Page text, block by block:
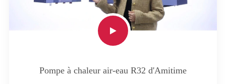
Pompe à chaleur air-eau R32 d'Amitime